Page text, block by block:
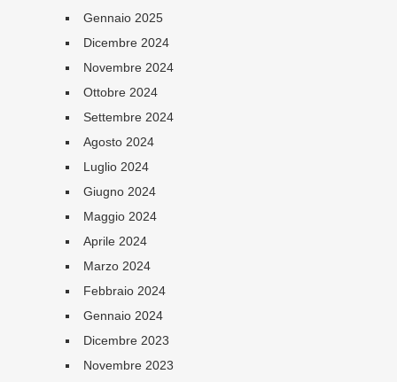
Gennaio 2025
Dicembre 2024
Novembre 2024
Ottobre 2024
Settembre 2024
Agosto 2024
Luglio 2024
Giugno 2024
Maggio 2024
Aprile 2024
Marzo 2024
Febbraio 2024
Gennaio 2024
Dicembre 2023
Novembre 2023